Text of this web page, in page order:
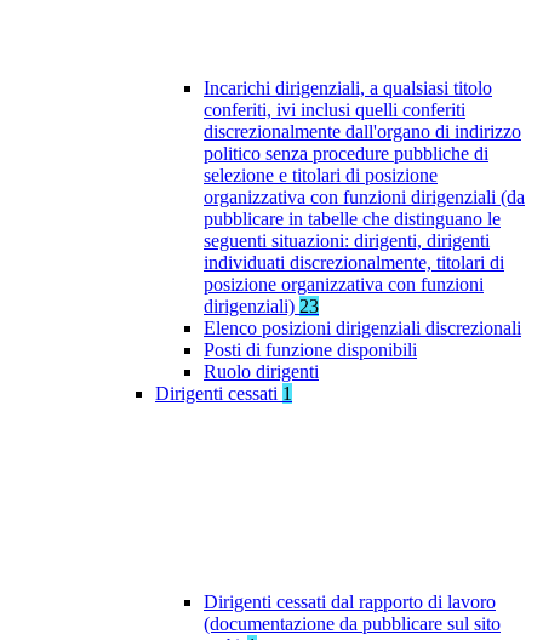
Incarichi dirigenziali, a qualsiasi titolo
conferiti, ivi inclusi quelli conferiti
discrezionalmente dall'organo di indirizzo
politico senza procedure pubbliche di
selezione e titolari di posizione
organizzativa con funzioni dirigenziali (da
pubblicare in tabelle che distinguano le
seguenti situazioni: dirigenti, dirigenti
individuati discrezionalmente, titolari di
posizione organizzativa con funzioni
dirigenziali) 23
Elenco posizioni dirigenziali discrezionali
Posti di funzione disponibili
Ruolo dirigenti
Dirigenti cessati 1
Dirigenti cessati dal rapporto di lavoro
(documentazione da pubblicare sul sito